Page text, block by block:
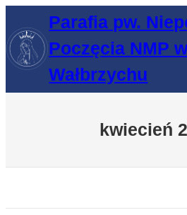
treści
Parafia pw.
Poczęcia NMP
Wałbrzychu
kwiecień